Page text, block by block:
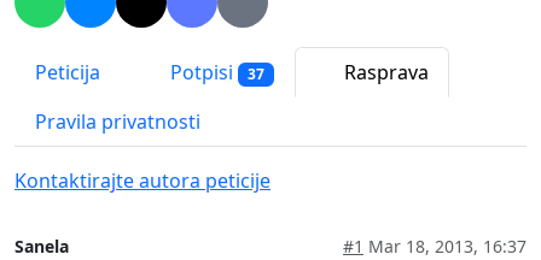
Peticija Potpisi 37
Rasprava
Pravila privatnosti
Kontaktirajte autora peticije
Sanela #1 Mar 18, 2013, 16:37